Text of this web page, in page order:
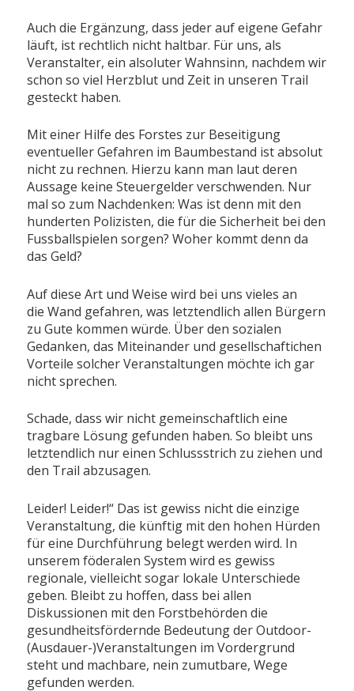
Auch die Ergänzung, dass jeder auf eigene Gefahr
läuft, ist rechtlich nicht haltbar. Für uns, als
Veranstalter, ein alsoluter Wahnsinn, nachdem wir
schon so viel Herzblut und Zeit in unseren Trail
gesteckt haben.
Mit einer Hilfe des Forstes zur Beseitigung
eventueller Gefahren im Baumbestand ist absolut
nicht zu rechnen. Hierzu kann man laut deren
Aussage keine Steuergelder verschwenden. Nur
mal so zum Nachdenken: Was ist denn mit den
hunderten Polizisten, die für die Sicherheit bei den
Fussballspielen sorgen? Woher kommt denn da
das Geld?
Auf diese Art und Weise wird bei uns vieles an
die Wand gefahren, was letztendlich allen Bürgern
zu Gute kommen würde. Über den sozialen
Gedanken, das Miteinander und gesellschaftichen
Vorteile solcher Veranstaltungen möchte ich gar
nicht sprechen.
Schade, dass wir nicht gemeinschaftlich eine
tragbare Lösung gefunden haben. So bleibt uns
letztendlich nur einen Schlussstrich zu ziehen und
den Trail abzusagen.
Leider! Leider!“ Das ist gewiss nicht die einzige
Veranstaltung, die künftig mit den hohen Hürden
für eine Durchführung belegt werden wird. In
unserem föderalen System wird es gewiss
regionale, vielleicht sogar lokale Unterschiede
geben. Bleibt zu hoffen, dass bei allen
Diskussionen mit den Forstbehörden die
gesundheitsfördernde Bedeutung der Outdoor-
(Ausdauer-)Veranstaltungen im Vordergrund
steht und machbare, nein zumutbare, Wege
gefunden werden.